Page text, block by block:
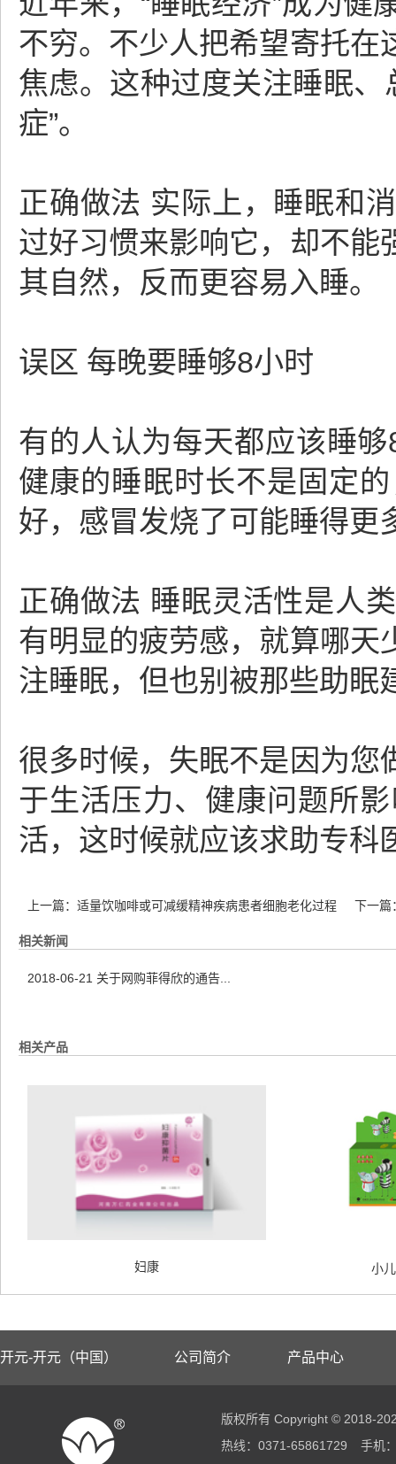
不穷。不少人把希望寄托在
焦虑。这种过度关注睡眠
症”。
正确做法 实际上，睡眠和
过好习惯来影响它，却不能
其自然，反而更容易入睡。
误区 每晚要睡够8小时
有的人认为每天都应该睡
健康的睡眠时长不是固定
好，感冒发烧了可能睡得
正确做法 睡眠灵活性是人
有明显的疲劳感，就算哪天
注睡眠，但也别被那些助眠
很多时候，失眠不是因为您
于生活压力、健康问题所
活，这时候就应该求助专科
上一篇： 适量饮咖啡或可减缓精神疾病患者细胞老化过程 下一篇
相关新闻
2018-06-21 关于网购菲得欣的通告...
相关产品
妇康 小
开元-开元（中国） 公司简介 产品中心
版权所有 Copyright © 2018-
热线：0371-65861729
手机